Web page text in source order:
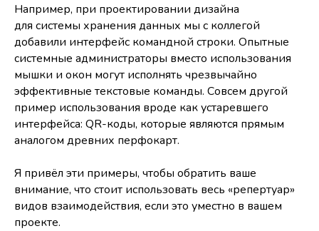
Например, при проектировании дизайна
для системы хранения данных мы с коллегой
добавили интерфейс командной строки. Опытные
системные администраторы вместо использования
мышки и окон могут исполнять чрезвычайно
эффективные текстовые команды. Совсем другой
пример использования вроде как устаревшего
интерфейса: QR-коды, которые являются прямым
аналогом древних перфокарт.
Я привёл эти примеры, чтобы обратить ваше
внимание, что стоит использовать весь «репертуар»
видов взаимодействия, если это уместно в вашем
проекте.